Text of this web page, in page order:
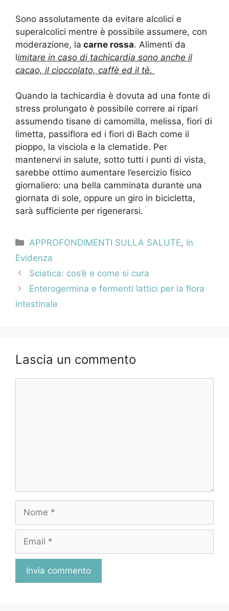
Sono assolutamente da evitare alcolici e
superalcolici mentre è possibile assumere, con
moderazione, la carne rossa. Alimenti da
limitare in caso di tachicardia sono anche il
cacao, il cioccolato, caffè ed il tè.
Quando la tachicardia è dovuta ad una fonte di
stress prolungato è possibile correre ai ripari
assumendo tisane di camomilla, melissa, fiori di
limetta, passiflora ed i fiori di Bach come il
pioppo, la visciola e la clematide. Per
mantenervi in salute, sotto tutti i punti di vista,
sarebbe ottimo aumentare l’esercizio fisico
giornaliero: una bella camminata durante una
giornata di sole, oppure un giro in bicicletta,
sarà sufficiente per rigenerarsi.
Categorie
APPROFONDIMENTI SULLA SALUTE, In
Evidenza
Navigazione
articolo
Sciatica: cos’è e come si cura
Enterogermina e fermenti lattici per la flora
intestinale
Lascia un commento
Nome
Email